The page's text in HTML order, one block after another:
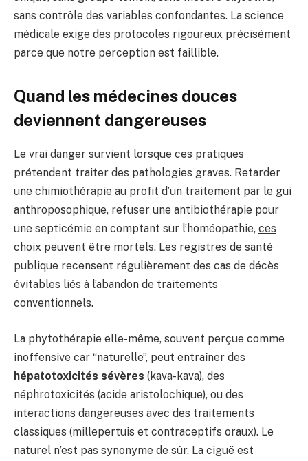
sans contrôle des variables confondantes. La science
médicale exige des protocoles rigoureux précisément
parce que notre perception est faillible.
Quand les médecines douces
deviennent dangereuses
Le vrai danger survient lorsque ces pratiques
prétendent traiter des pathologies graves. Retarder
une chimiothérapie au profit d’un traitement par le gui
anthroposophique, refuser une antibiothérapie pour
une septicémie en comptant sur l’homéopathie, ces
choix peuvent être mortels. Les registres de santé
publique recensent régulièrement des cas de décès
évitables liés à l’abandon de traitements
conventionnels.
La phytothérapie elle-même, souvent perçue comme
inoffensive car “naturelle”, peut entraîner des
hépatotoxicités sévères (kava-kava), des
néphrotoxicités (acide aristolochique), ou des
interactions dangereuses avec des traitements
classiques (millepertuis et contraceptifs oraux). Le
naturel n’est pas synonyme de sûr. La ciguë est